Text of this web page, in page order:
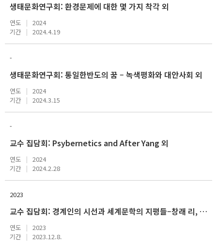
생태문화연구회: 환경문제에 대한 몇 가지 착각 외
연도
2024
기간
2024.4.19
-
생태문화연구회: 통일한반도의 꿈 – 녹색평화와 대안사회 외
연도
2024
기간
2024.3.15
-
교수 집담회: Psybernetics and After Yang 외
연도
2024
기간
2024.2.28
2023
교수 집담회: 경계인의 시선과 세계문학의 지평들–창래 리, 민진 리, 수잔 최의 역사번역학
연도
2023
기간
2023.12.8.